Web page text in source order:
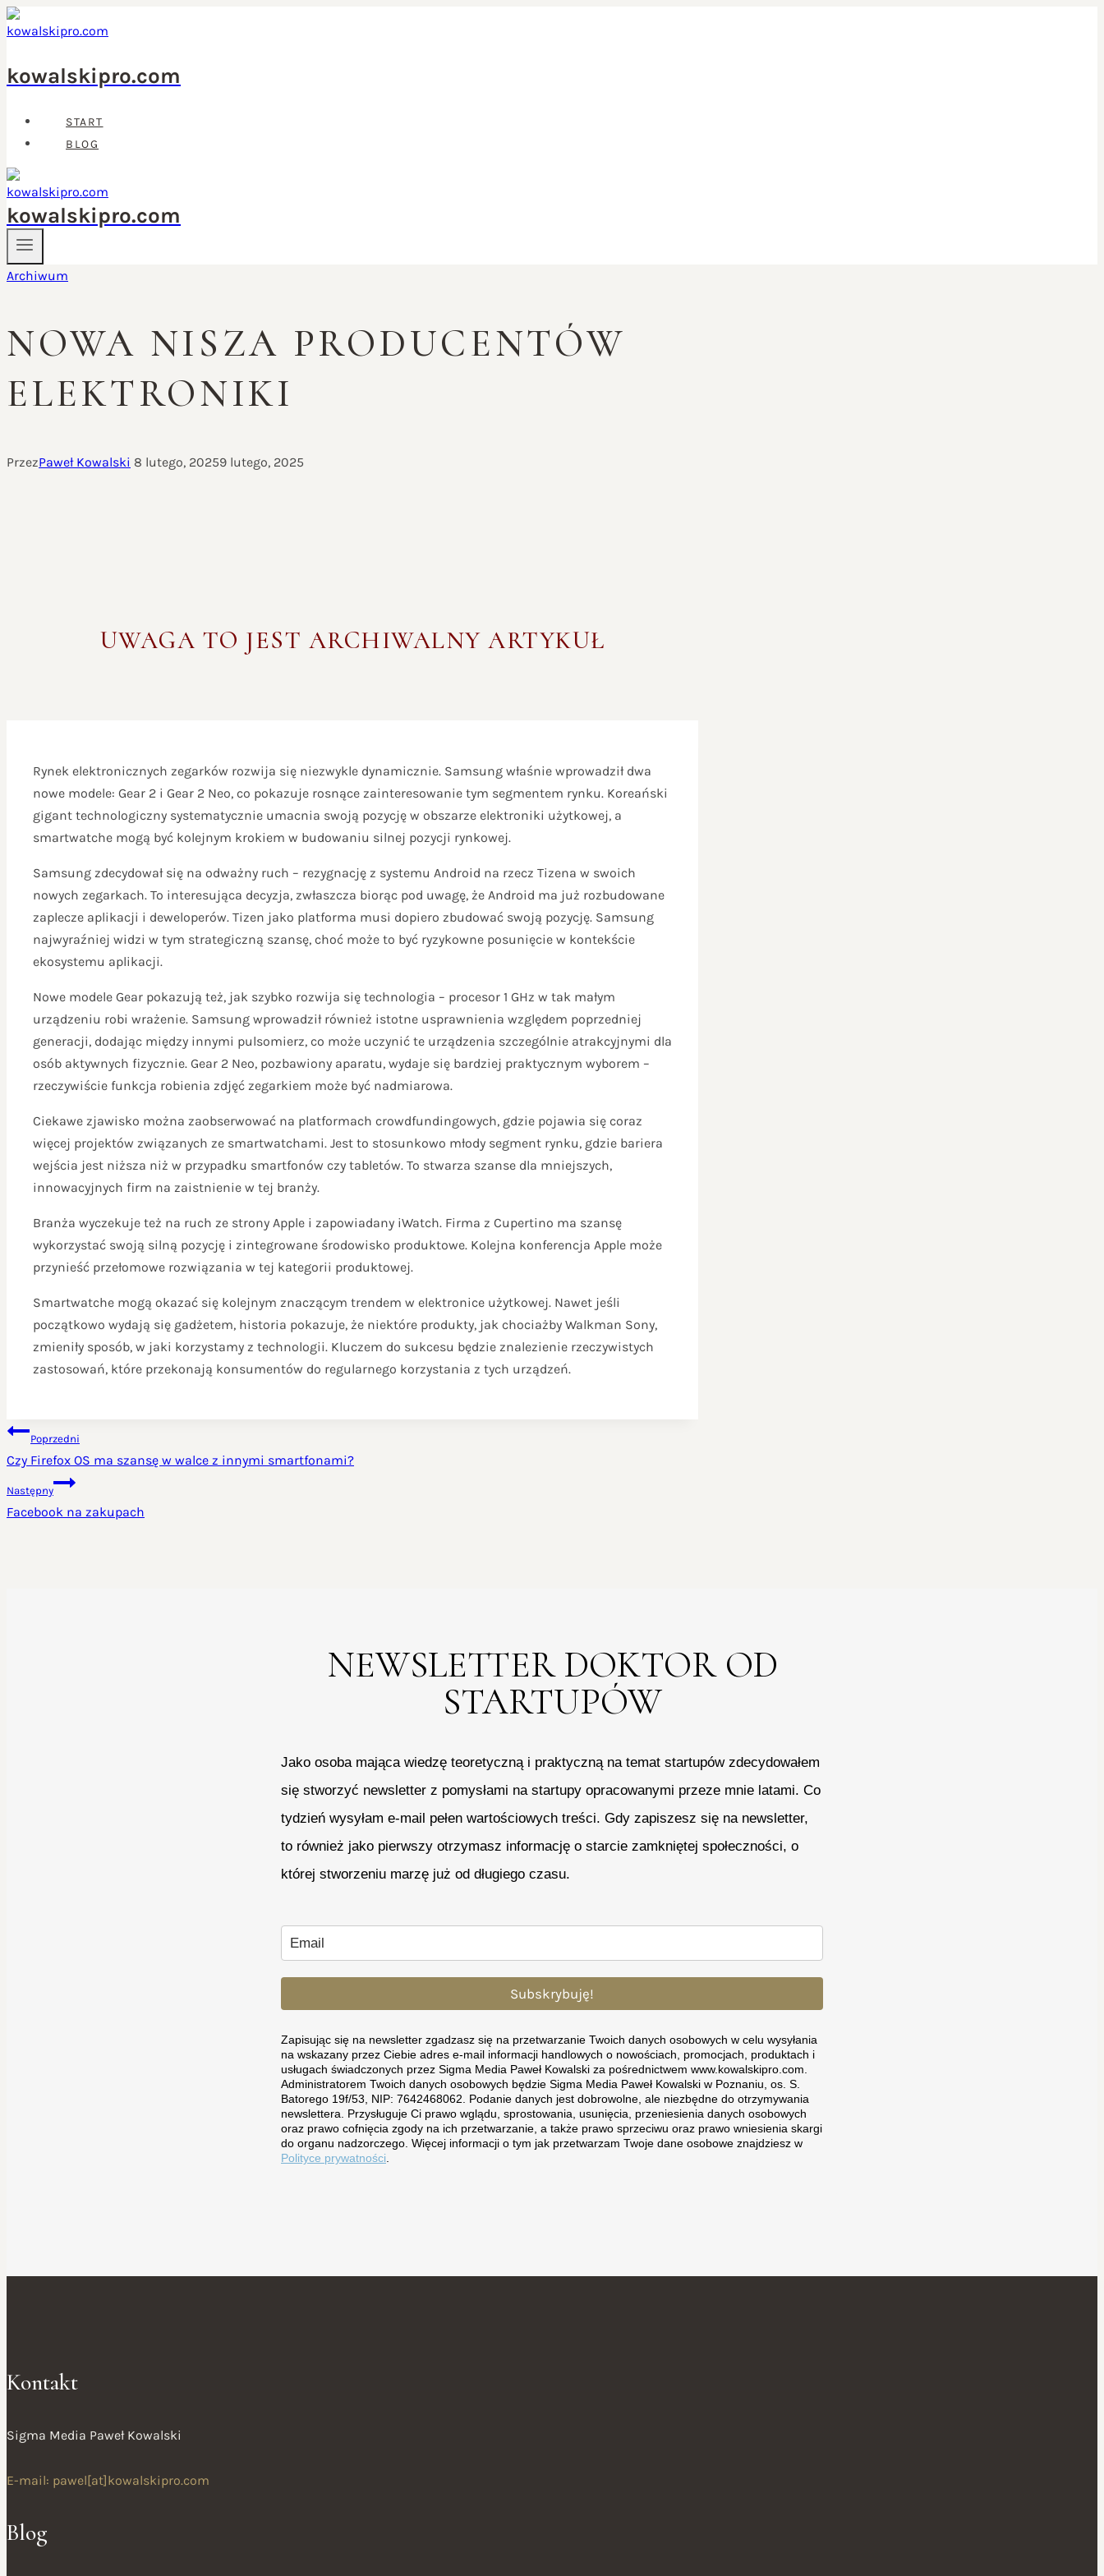
Przejdź
do
kowalskipro.com
START
BLOG
kowalskipro.com
Archiwum
NOWA NISZA PRODUCENTÓW
ELEKTRONIKI
PrzezPaweł Kowalski 8 lutego, 20259 lutego, 2025
UWAGA TO JEST ARCHIWALNY ARTYKUŁ
Rynek elektronicznych zegarków rozwija się niezwykle dynamicznie. Samsung właśnie wprowadził dwa
nowe modele: Gear 2 i Gear 2 Neo, co pokazuje rosnące zainteresowanie tym segmentem rynku. Koreański
gigant technologiczny systematycznie umacnia swoją pozycję w obszarze elektroniki użytkowej, a
smartwatche mogą być kolejnym krokiem w budowaniu silnej pozycji rynkowej.
Samsung zdecydował się na odważny ruch – rezygnację z systemu Android na rzecz Tizena w swoich
nowych zegarkach. To interesująca decyzja, zwłaszcza biorąc pod uwagę, że Android ma już rozbudowane
zaplecze aplikacji i deweloperów. Tizen jako platforma musi dopiero zbudować swoją pozycję. Samsung
najwyraźniej widzi w tym strategiczną szansę, choć może to być ryzykowne posunięcie w kontekście
ekosystemu aplikacji.
Nowe modele Gear pokazują też, jak szybko rozwija się technologia – procesor 1 GHz w tak małym
urządzeniu robi wrażenie. Samsung wprowadził również istotne usprawnienia względem poprzedniej
generacji, dodając między innymi pulsomierz, co może uczynić te urządzenia szczególnie atrakcyjnymi dla
osób aktywnych fizycznie. Gear 2 Neo, pozbawiony aparatu, wydaje się bardziej praktycznym wyborem –
rzeczywiście funkcja robienia zdjęć zegarkiem może być nadmiarowa.
Ciekawe zjawisko można zaobserwować na platformach crowdfundingowych, gdzie pojawia się coraz
więcej projektów związanych ze smartwatchami. Jest to stosunkowo młody segment rynku, gdzie bariera
wejścia jest niższa niż w przypadku smartfonów czy tabletów. To stwarza szanse dla mniejszych,
innowacyjnych firm na zaistnienie w tej branży.
Branża wyczekuje też na ruch ze strony Apple i zapowiadany iWatch. Firma z Cupertino ma szansę
wykorzystać swoją silną pozycję i zintegrowane środowisko produktowe. Kolejna konferencja Apple może
przynieść przełomowe rozwiązania w tej kategorii produktowej.
Smartwatche mogą okazać się kolejnym znaczącym trendem w elektronice użytkowej. Nawet jeśli
początkowo wydają się gadżetem, historia pokazuje, że niektóre produkty, jak chociażby Walkman Sony,
zmieniły sposób, w jaki korzystamy z technologii. Kluczem do sukcesu będzie znalezienie rzeczywistych
zastosowań, które przekonają konsumentów do regularnego korzystania z tych urządzeń.
NAWIGACJA
WPISU
Poprzedni
Czy Firefox OS ma szansę w walce z innymi smartfonami?
Następny
Facebook na zakupach
NEWSLETTER DOKTOR OD
STARTUPÓW
Jako osoba mająca wiedzę teoretyczną i praktyczną na temat startupów zdecydowałem
się stworzyć newsletter z pomysłami na startupy opracowanymi przeze mnie latami. Co
tydzień wysyłam e-mail pełen wartościowych treści. Gdy zapiszesz się na newsletter,
to również jako pierwszy otrzymasz informację o starcie zamkniętej społeczności, o
której stworzeniu marzę już od długiego czasu.
Subskrybuję!
Zapisując się na newsletter zgadzasz się na przetwarzanie Twoich danych osobowych w celu wysyłania
na wskazany przez Ciebie adres e-mail informacji handlowych o nowościach, promocjach, produktach i
usługach świadczonych przez Sigma Media Paweł Kowalski za pośrednictwem www.kowalskipro.com.
Administratorem Twoich danych osobowych będzie Sigma Media Paweł Kowalski w Poznaniu, os. S.
Batorego 19f/53, NIP: 7642468062. Podanie danych jest dobrowolne, ale niezbędne do otrzymywania
newslettera. Przysługuje Ci prawo wglądu, sprostowania, usunięcia, przeniesienia danych osobowych
oraz prawo cofnięcia zgody na ich przetwarzanie, a także prawo sprzeciwu oraz prawo wniesienia skargi
do organu nadzorczego. Więcej informacji o tym jak przetwarzam Twoje dane osobowe znajdziesz w
Polityce prywatności
Kontakt
Sigma Media Paweł Kowalski
E-mail: pawel[at]kowalskipro.com
Blog